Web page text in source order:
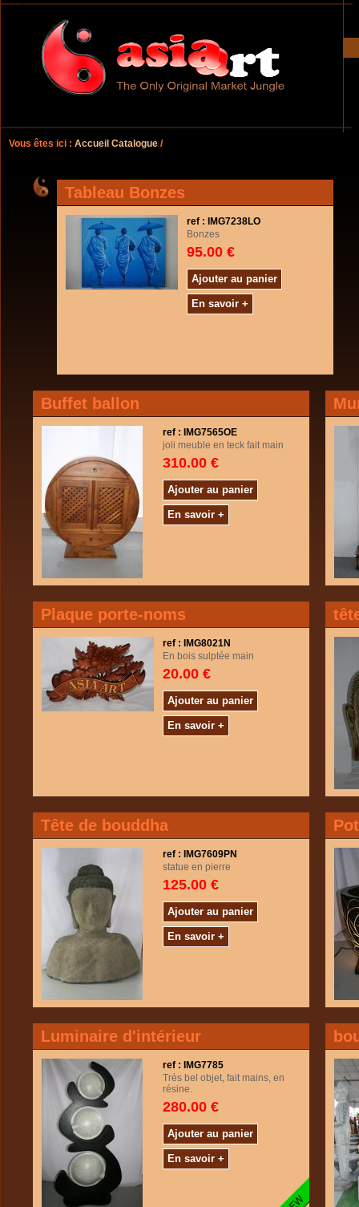
Vous êtes ici : Accueil Catalogue /
Tableau Bonzes
ref : IMG7238LO
Bonzes
95.00 €
Ajouter au panier
En savoir +
Buffet ballon
ref : IMG7565OE
joli meuble en teck fait main
310.00 €
Ajouter au panier
En savoir +
Plaque porte-noms
ref : IMG8021N
En bois sulptée main
20.00 €
Ajouter au panier
En savoir +
Tête de bouddha
ref : IMG7609PN
statue en pierre
125.00 €
Ajouter au panier
En savoir +
Luminaire d'intérieur
ref : IMG7785
Très bel objet, fait mains, en
résine.
280.00 €
Ajouter au panier
En savoir +